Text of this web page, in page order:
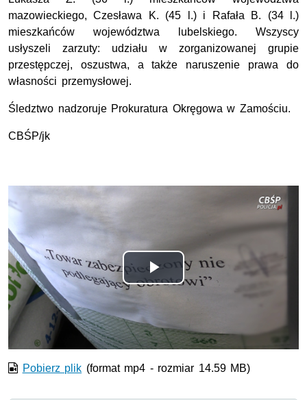
mazowieckiego, Czesława K. (45 l.) i Rafała B. (34 l.)
mieszkańców województwa lubelskiego. Wszyscy
usłyszeli zarzuty: udziału w zorganizowanej grupie
przestępczej, oszustwa, a także naruszenie prawa do
własności przemysłowej.
Śledztwo nadzoruje Prokuratura Okręgowa w Zamościu.
CBŚP/jk
Odtwórz
Pobierz plik (format mp4 - rozmiar 14.59 MB)